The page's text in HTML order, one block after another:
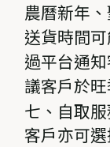
農曆新年
送貨時間
過平台通
議客戶於
七、自取
客戶亦可